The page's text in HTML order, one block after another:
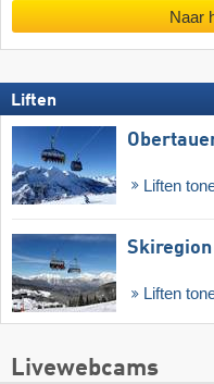
Naar
Liften
Liften
Skiregion
Liften
Livewebcams